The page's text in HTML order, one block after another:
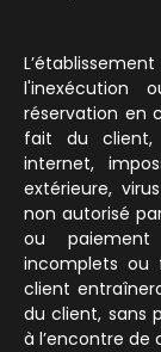
l'inexécution
réservation en
fait du client,
internet,
extérieure,
non autorisé
ou paiement
incomplets ou
client
du client, sans
à l’encontre de